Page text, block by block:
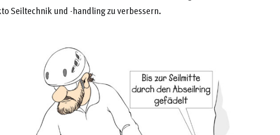
Seiltechnik und -handling zu verbessern.